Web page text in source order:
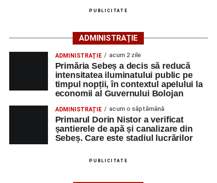
agenția teritorială de care aparține persoana aflată în
Lista publicată de AJOFM Alba include, pe lângă
denumirea posturilor vacante din Săsciori, și datele de
contact ale angajatorilor, precum numere de telefon și
adrese de e-mail, pentru ca persoanele interesate să
poată solicita detalii despre condițiile de angajare,
Mai jos puteți consulta lista completă a locurilor de
muncă disponibile în comuna Săsciori la data de 4
august 2026, precum și datele de contact ale
PUBLICITATE
ADMINISTRAȚIE
ADMINISTRAȚIE acum 2 zile
Primăria Sebeș a decis să reducă
intensitatea iluminatului public pe
timpul nopții, în contextul apelului la
economii al Guvernului Bolojan
ADMINISTRAȚIE acum o săptămână
Primarul Dorin Nistor a verificat
șantierele de apă și canalizare din
Sebeș. Care este stadiul lucrărilor
PUBLICITATE